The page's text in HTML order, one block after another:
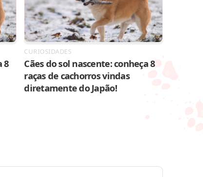
8
CURIOSIDADES
Cães do sol nascente: conheça 8
raças de cachorros vindas
diretamente do Japão!